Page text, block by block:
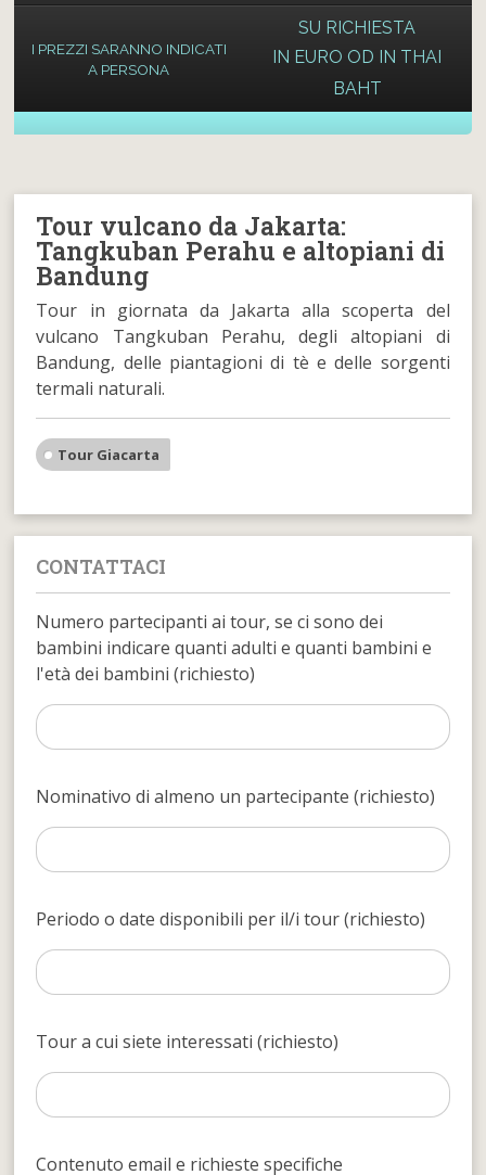
I PREZZI SARANNO INDICATI
A PERSONA
SU RICHIESTA
IN EURO OD IN THAI
BAHT
Tour vulcano da Jakarta:
Tangkuban Perahu e altopiani di
Bandung
Tour in giornata da Jakarta alla scoperta del
vulcano Tangkuban Perahu, degli altopiani di
Bandung, delle piantagioni di tè e delle sorgenti
termali naturali.
Tour Giacarta
CONTATTACI
Numero partecipanti ai tour, se ci sono dei
bambini indicare quanti adulti e quanti bambini e
l'età dei bambini (richiesto)
Nominativo di almeno un partecipante (richiesto)
Periodo o date disponibili per il/i tour (richiesto)
Tour a cui siete interessati (richiesto)
Contenuto email e richieste specifiche